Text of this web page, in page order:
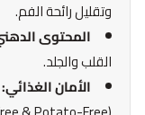
وتقليل رائحة الفم.
المحتوى
القلب والجلد.
الأمان الغذائي: